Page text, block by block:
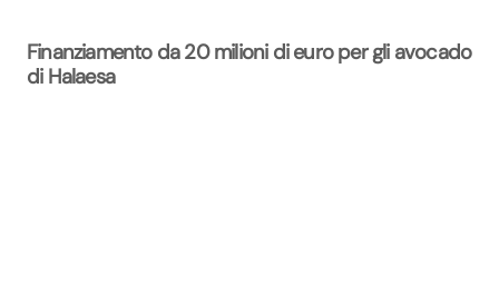
Finanziamento da 20 milioni di euro per gli avocado
di Halaesa